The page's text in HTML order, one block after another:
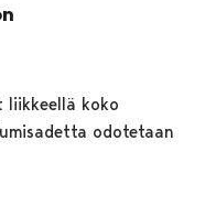
liikkeellä koko
odotetaan